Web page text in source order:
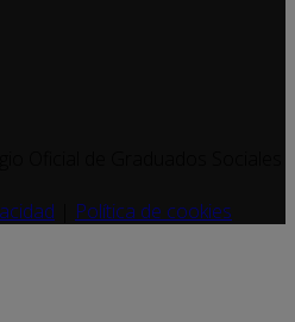
Política de cookies